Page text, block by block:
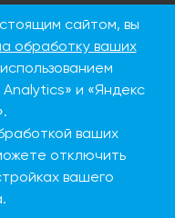
+7 495 276 00 22
8 800 100 00 22
России)
сайтом, вы
обработку ваших
и «Яндекс
ваших
отключить
вашего